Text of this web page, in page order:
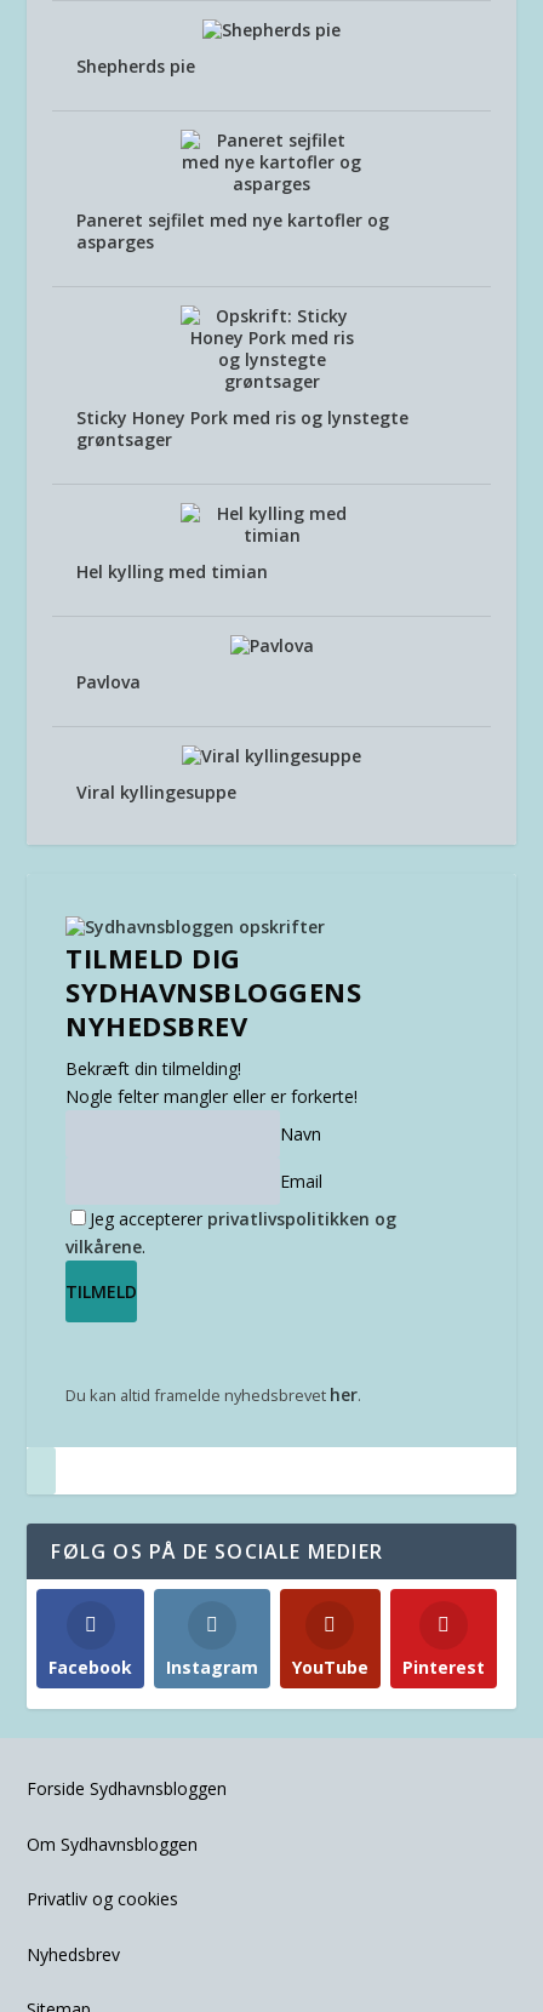
Shepherds pie
Paneret sejfilet med nye kartofler og
asparges
Sticky Honey Pork med ris og lynstegte
grøntsager
Hel kylling med timian
Pavlova
Viral kyllingesuppe
TILMELD DIG
SYDHAVNSBLOGGENS
NYHEDSBREV
Bekræft din tilmelding!
Nogle felter mangler eller er forkerte!
Navn
Email
Jeg accepterer privatlivspolitikken og
vilkårene.
Du kan altid framelde nyhedsbrevet her.
FØLG OS PÅ DE SOCIALE MEDIER
Facebook Instagram YouTube Pinterest
Forside Sydhavnsbloggen
Om Sydhavnsbloggen
Privatliv og cookies
Nyhedsbrev